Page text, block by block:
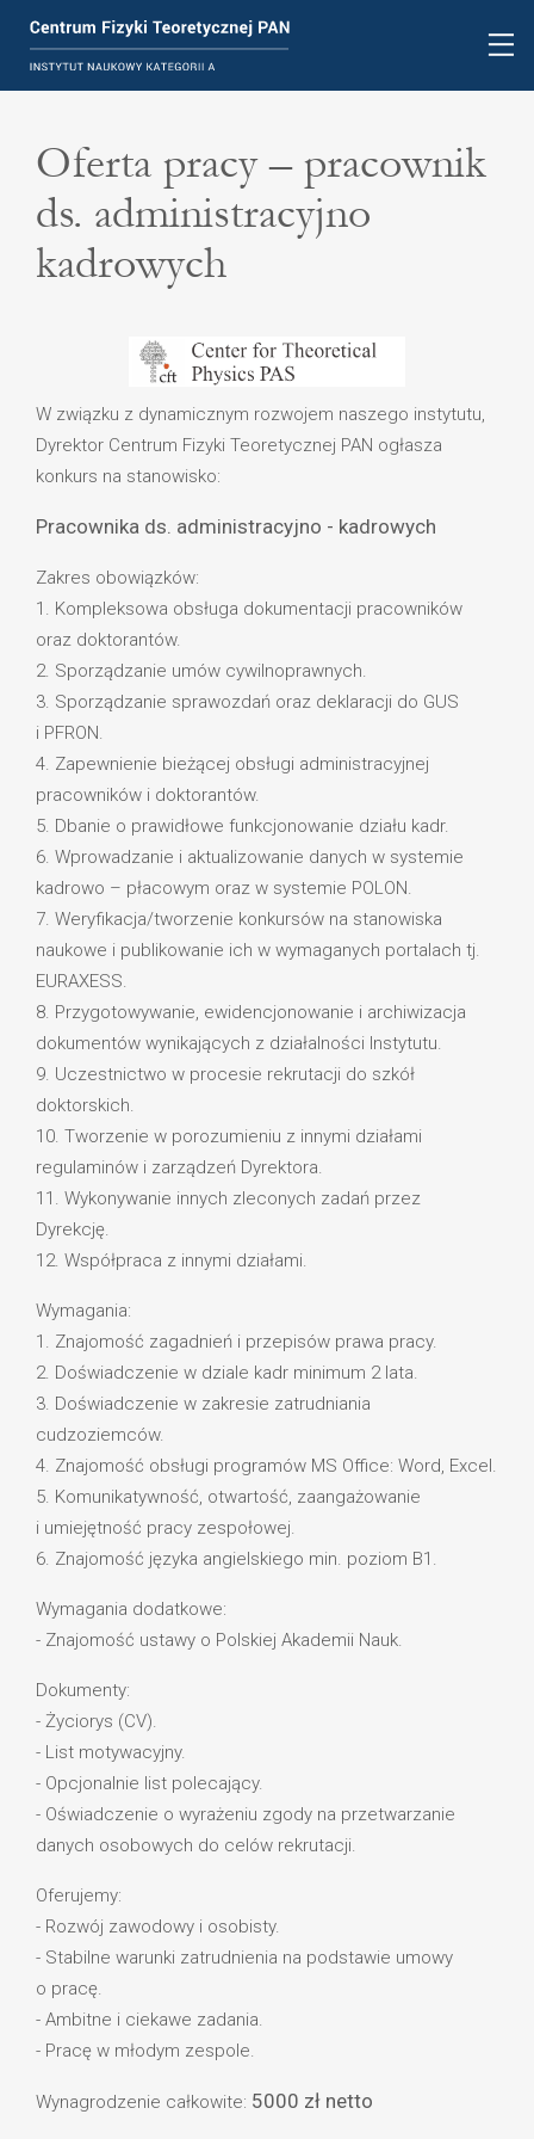
Oferta pracy – pracownik
ds. administracyjno
kadrowych
W związku z dynamicznym rozwojem naszego instytutu,
Dyrektor Centrum Fizyki Teoretycznej PAN ogłasza
konkurs na stanowisko:
Pracownika ds. administracyjno - kadrowych
Zakres obowiązków:
1. Kompleksowa obsługa dokumentacji pracowników
oraz doktorantów.
2. Sporządzanie umów cywilnoprawnych.
3. Sporządzanie sprawozdań oraz deklaracji do GUS
i PFRON.
4. Zapewnienie bieżącej obsługi administracyjnej
pracowników i doktorantów.
5. Dbanie o prawidłowe funkcjonowanie działu kadr.
6. Wprowadzanie i aktualizowanie danych w systemie
kadrowo – płacowym oraz w systemie POLON.
7. Weryfikacja/tworzenie konkursów na stanowiska
naukowe i publikowanie ich w wymaganych portalach tj.
EURAXESS.
8. Przygotowywanie, ewidencjonowanie i archiwizacja
dokumentów wynikających z działalności Instytutu.
9. Uczestnictwo w procesie rekrutacji do szkół
doktorskich.
10. Tworzenie w porozumieniu z innymi działami
regulaminów i zarządzeń Dyrektora.
11. Wykonywanie innych zleconych zadań przez
Dyrekcję.
12. Współpraca z innymi działami.
Wymagania:
1. Znajomość zagadnień i przepisów prawa pracy.
2. Doświadczenie w dziale kadr minimum 2 lata.
3. Doświadczenie w zakresie zatrudniania
cudzoziemców.
4. Znajomość obsługi programów MS Office: Word, Excel.
5. Komunikatywność, otwartość, zaangażowanie
i umiejętność pracy zespołowej.
6. Znajomość języka angielskiego min. poziom B1.
Wymagania dodatkowe:
- Znajomość ustawy o Polskiej Akademii Nauk.
Dokumenty:
- Życiorys (CV).
- List motywacyjny.
- Opcjonalnie list polecający.
- Oświadczenie o wyrażeniu zgody na przetwarzanie
danych osobowych do celów rekrutacji.
Oferujemy:
- Rozwój zawodowy i osobisty.
- Stabilne warunki zatrudnienia na podstawie umowy
o pracę.
- Ambitne i ciekawe zadania.
- Pracę w młodym zespole.
Wynagrodzenie całkowite: 5000 zł netto